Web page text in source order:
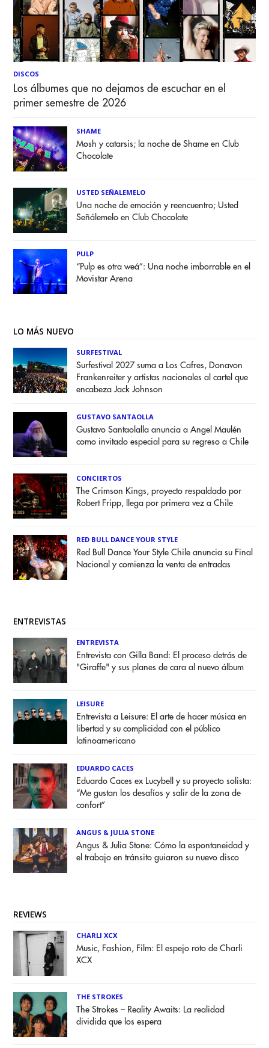
DISCOS
Los álbumes que no dejamos de escuchar en el
primer semestre de 2026
SHAME
Mosh y catarsis; la noche de Shame en Club
Chocolate
USTED SEÑALEMELO
Una noche de emoción y reencuentro; Usted
Señálemelo en Club Chocolate
PULP
“Pulp es otra weá”: Una noche imborrable en el
Movistar Arena
LO MÁS NUEVO
SURFESTIVAL
Surfestival 2027 suma a Los Cafres, Donavon
Frankenreiter y artistas nacionales al cartel que
encabeza Jack Johnson
GUSTAVO SANTAOLLA
Gustavo Santaolalla anuncia a Angel Maulén
como invitado especial para su regreso a Chile
CONCIERTOS
The Crimson Kings, proyecto respaldado por
Robert Fripp, llega por primera vez a Chile
RED BULL DANCE YOUR STYLE
Red Bull Dance Your Style Chile anuncia su Final
Nacional y comienza la venta de entradas
ENTREVISTAS
ENTREVISTA
Entrevista con Gilla Band: El proceso detrás de
"Giraffe" y sus planes de cara al nuevo álbum
LEISURE
Entrevista a Leisure: El arte de hacer música en
libertad y su complicidad con el público
latinoamericano
EDUARDO CACES
Eduardo Caces ex Lucybell y su proyecto solista:
“Me gustan los desafíos y salir de la zona de
confort”
ANGUS & JULIA STONE
Angus & Julia Stone: Cómo la espontaneidad y
el trabajo en tránsito guiaron su nuevo disco
REVIEWS
CHARLI XCX
Music, Fashion, Film: El espejo roto de Charli
XCX
THE STROKES
The Strokes – Reality Awaits: La realidad
dividida que los espera